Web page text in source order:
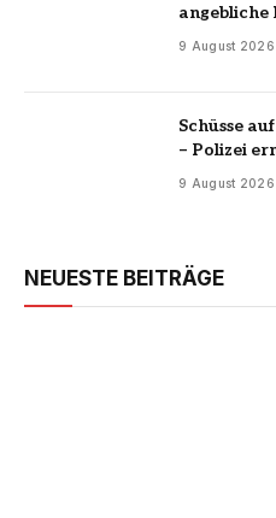
9 August 2026
Schüsse
– Polizei
9 August 2026
NEUESTE BEITRÄGE